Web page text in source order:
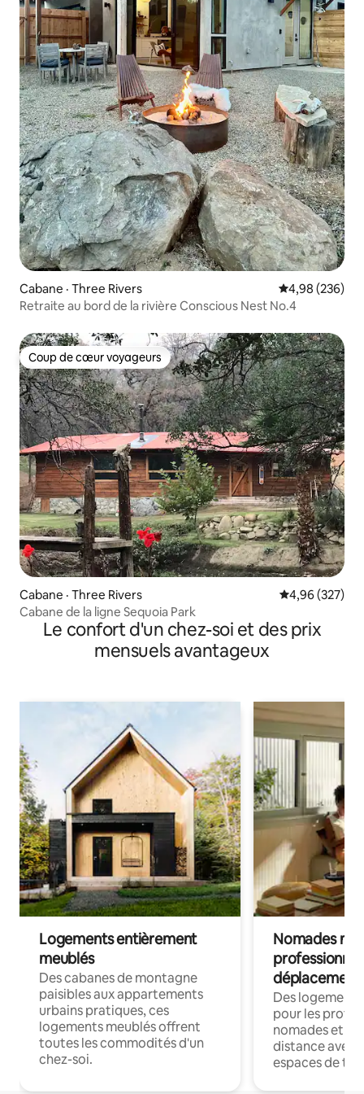
Cabane · Three Rivers Note
4,98 (236)
Retraite au bord de la rivière Conscious Nest No.4
Coup de cœur voyageurs
Coup de cœur voyageurs
Cabane · Three Rivers Note
4,96 (327)
Cabane de la ligne Sequoia Park
Le confort d'un chez-soi et des prix
mensuels avantageux
Logements entièrement
meublés
Des cabanes de montagne
paisibles aux appartements
urbains pratiques, ces
logements meublés offrent
toutes les commodités d'un
chez-soi.
Nomades
déplacement
Des
pour les
nomades et
distance avec
espaces de